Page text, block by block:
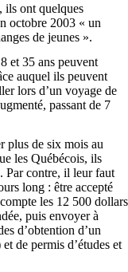
ils ont quelques
octobre 2003 « un
de jeunes ».
et 35 ans peuvent
auquel ils peuvent
lors d’un voyage de
passant de 7
plus de six mois au
les Québécois, ils
Par contre, il leur faut
long : être accepté
les 12 500 dollars
puis envoyer à
d’obtention d’un
de permis d’études et